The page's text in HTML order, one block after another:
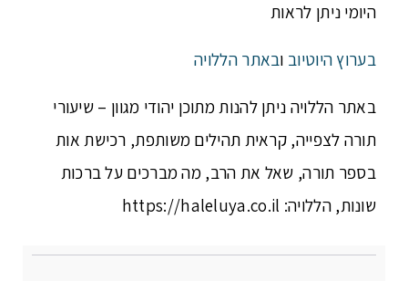
היומי ניתן לראות
בערוץ היוטיוב ובאתר הללויה
באתר הללויה ניתן להנות מתוכן יהודי מגוון – שיעורי
תורה לצפייה, קראית תהילים משותפת, רכישת אות
בספר תורה, שאל את הרב, מה מברכים על ברכות
שונות, הללויה: https://haleluya.co.il